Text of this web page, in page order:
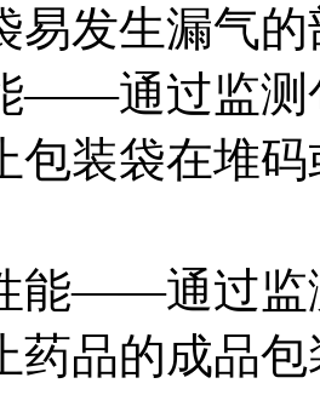
易发生漏气
——通过监测
包装袋在堆
能——通过监
药品的成品